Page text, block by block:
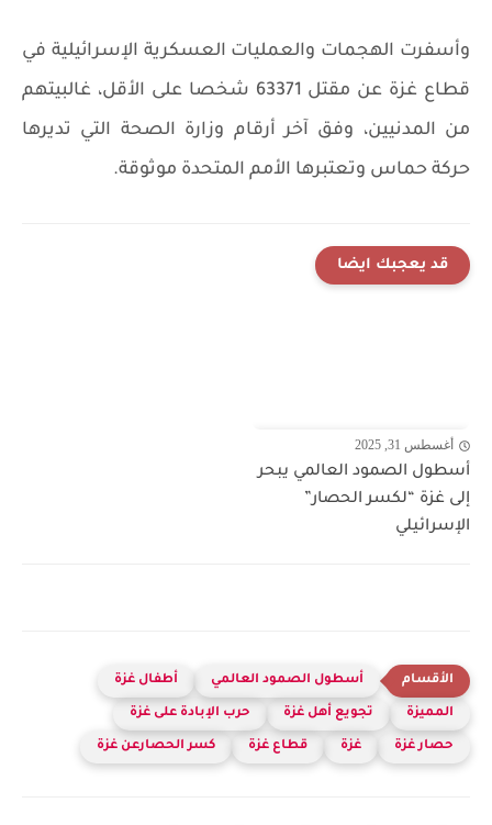
وأسفرت الهجمات والعمليات العسكرية الإسرائيلية في
قطاع غزة عن مقتل 63371 شخصا على الأقل، غالبيتهم
من المدنيين، وفق آخر أرقام وزارة الصحة التي تديرها
حركة حماس وتعتبرها الأمم المتحدة موثوقة.
قد يعجبك ايضا
أغسطس 31, 2025
أسطول الصمود العالمي يبحر
إلى غزة “لكسر الحصار”
الإسرائيلي
أسطول الصمود العالمي أطفال غزة
المميزة تجويع أهل غزة حرب الإبادة على غزة
حصار غزة غزة قطاع غزة كسر الحصارعن غزة